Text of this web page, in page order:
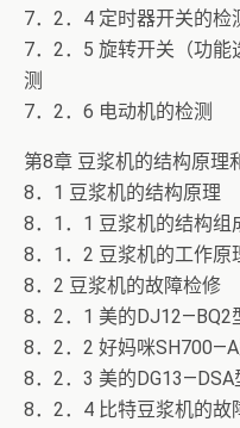
7．2．4 定时器开关的检
7．2．5 旋转开关（功
测
7．2．6 电动机的检测
第8章 豆浆机的结构原理
8．1 豆浆机的结构原理
8．1．1 豆浆机的结构组
8．1．2 豆浆机的工作原
8．2 豆浆机的故障检修
8．2．1 美的DJ12―BQ2
8．2．2 好妈咪
8．2．3 美的
8．2．4 比特豆浆机的故